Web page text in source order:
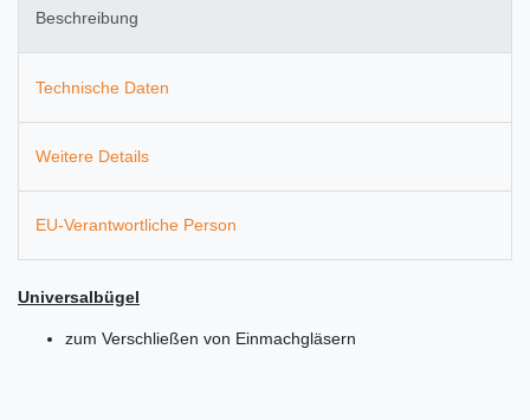
Beschreibung
Technische Daten
Weitere Details
EU-Verantwortliche Person
Universalbügel
zum Verschließen von Einmachgläsern